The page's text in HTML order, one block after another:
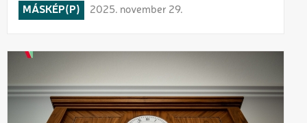
MÁSKÉP(P) 2025. november 29.